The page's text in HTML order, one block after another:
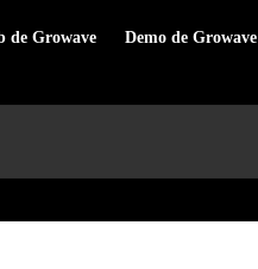
de Growave Demo de Growave